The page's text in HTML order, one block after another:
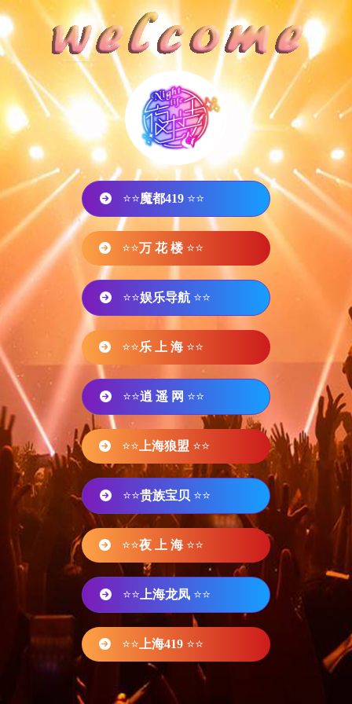
⭐⭐魔都419 ⭐⭐
⭐⭐万 花 楼 ⭐⭐
⭐⭐娱乐导航 ⭐⭐
⭐⭐乐 上 海 ⭐⭐
⭐⭐逍 遥 网 ⭐⭐
⭐⭐ 上海狼盟 ⭐⭐
⭐⭐贵族宝贝 ⭐⭐
⭐⭐夜 上 海 ⭐⭐
⭐⭐ 上海龙凤 ⭐⭐
⭐⭐ 上海419 ⭐⭐